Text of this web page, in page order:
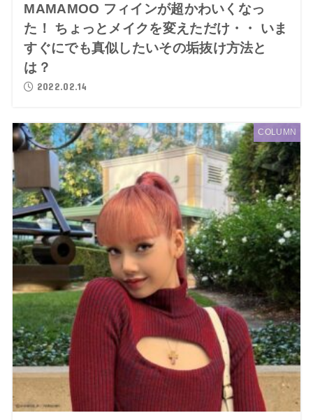
MAMAMOO フィインが超かわいくなっ
た！ ちょっとメイクを変えただけ・・ いま
すぐにでも真似したいその垢抜け方法と
は？
2022.02.14
COLUMN